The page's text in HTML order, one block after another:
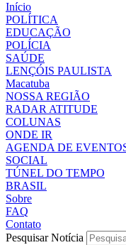
Início
POLÍTICA
EDUCAÇÃO
POLÍCIA
SAÚDE
LENÇÓIS PAULISTA
Macatuba
NOSSA REGIÃO
RADAR ATITUDE
COLUNAS
ONDE IR
AGENDA DE
SOCIAL
TÚNEL DO TEMPO
BRASIL
Sobre
FAQ
Contato
Pesquisar Notícia